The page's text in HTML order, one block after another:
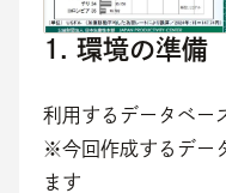
1. 環境の準備
利用するデータベー
※今回作成するデー
ます